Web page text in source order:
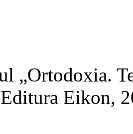
„Ortodoxia.
Eikon,